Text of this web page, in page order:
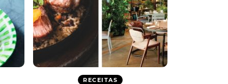
RECEITAS